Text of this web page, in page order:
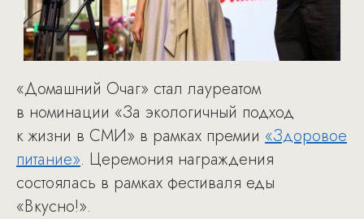
«Домашний Очаг» стал лауреатом
в номинации «За экологичный подход
к жизни в СМИ» в рамках премии «Здоровое
питание». Церемония награждения
состоялась в рамках фестиваля еды
«Вкусно!».